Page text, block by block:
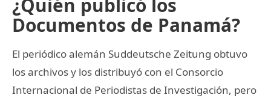
¿Quién publicó los
Documentos de Panamá?
El periódico alemán Suddeutsche Zeitung obtuvo
los archivos y los distribuyó con el Consorcio
Internacional de Periodistas de Investigación, pero